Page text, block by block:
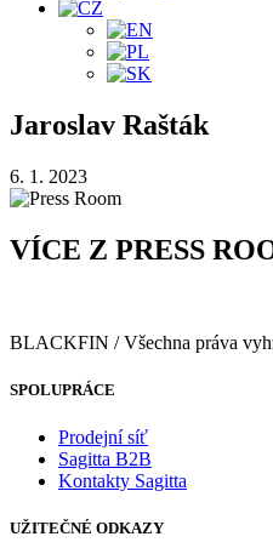
Jaroslav Rašták
6. 1. 2023
VÍCE Z PRESS
BLACKFIN / Všechna práva
SPOLUPRÁCE
Prodejní síť
Sagitta B2B
Kontakty Sagitta
UŽITEČNÉ ODKAZY